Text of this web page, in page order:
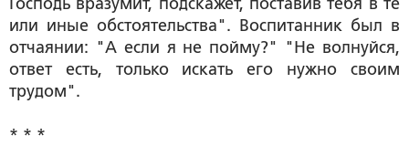
Господь вразумит, подскажет, поставив тебя в те
или иные обстоятельства". Воспитанник был в
отчаянии: "А если я не пойму?" "Не волнуйся,
ответ есть, только искать его нужно своим
трудом".
* * *